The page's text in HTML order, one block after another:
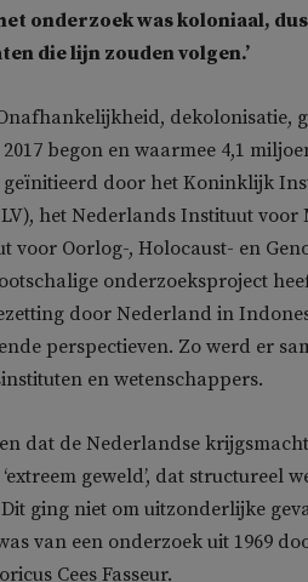
onderzoek was koloniaal,
die lijn zouden volgen.’
dekolonisatie,
2017 begon en waarmee 4,1
geïnitieerd door het Koninklijk
het Nederlands Instituut voor
voor Oorlog-, Holocaust- en
onderzoeksproject
door Nederland in
perspectieven. Zo werd er
en wetenschappers.
dat de Nederlandse krijgsmacht
geweld’, dat structureel
ging niet om uitzonderlijke
was van een onderzoek uit 1969
Cees Fasseur.